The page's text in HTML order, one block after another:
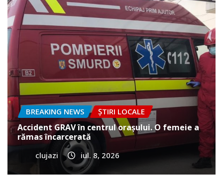
BREAKING NEWS ȘTIRI LOCALE
Accident GRAV în centrul orașului. O femeie a
rămas încarcerată
clujazi iul. 8, 2026